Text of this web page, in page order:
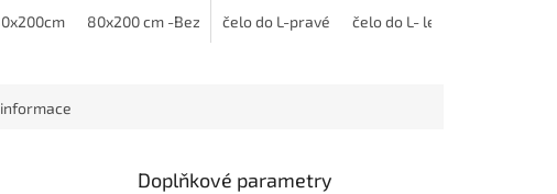
dub harmony modřín latté jasan šedý dub bělený
80x200 cm -Bez Matrace 90x200cm 90x200 cm -Bez Matrace
čelo do L-pravé
čelo do L- levé
Doplňkové parametry